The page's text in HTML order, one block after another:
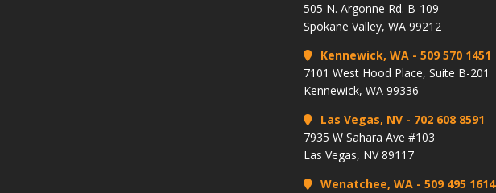
505 N. Argonne Rd. B-109
Spokane Valley, WA 99212
Kennewick, WA - 509 570 1451
7101 West Hood Place, Suite B-201
Kennewick, WA 99336
Las Vegas, NV - 702 608 8591
7935 W Sahara Ave #103
Las Vegas, NV 89117
Wenatchee, WA - 509 495 1614